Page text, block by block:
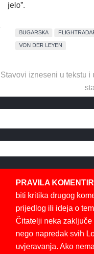
jelo”.
BUGARSKA
VON DER LEYEN
Stavovi izneseni u tekstu i
PRAVILA
biti kritika drugog
prijedlog ili ideja o
Čitatelji neka
nego napredak svih
uvjeravanja. Ako